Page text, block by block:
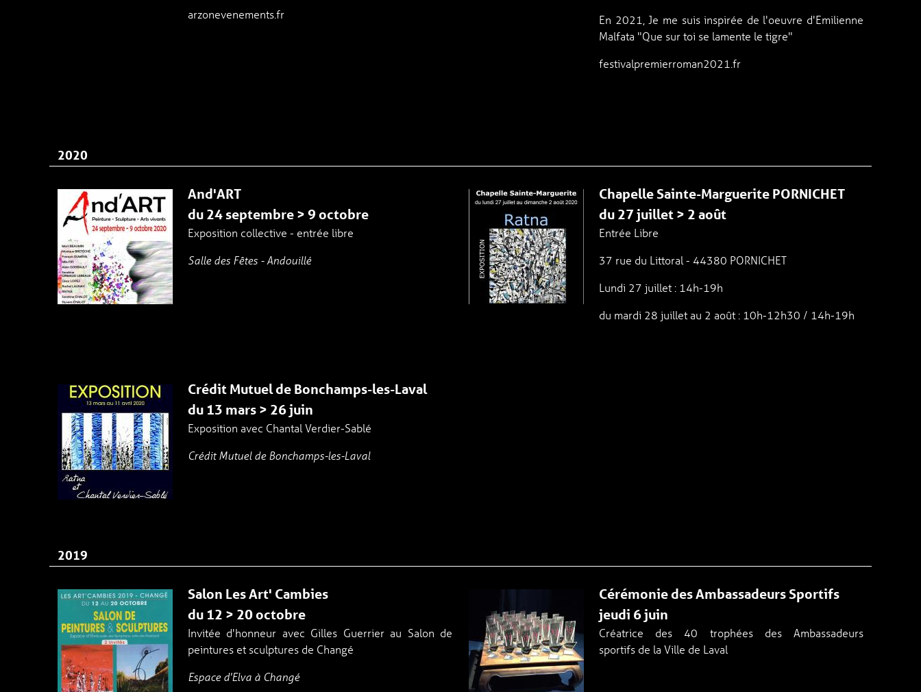
arzonevenements.fr
En 2021, Je me suis inspirée de l'oeuvre d'Emilienne
Malfata "Que sur toi se lamente le tigre"
festivalpremierroman2021.fr
2020
And'ART
du 24 septembre > 9 octobre
Exposition collective - entrée libre
Salle des Fêtes - Andouillé
Chapelle Sainte-Marguerite PORNICHET
du 27 juillet > 2 août
Entrée Libre
37 rue du Littoral - 44380 PORNICHET
Lundi 27 juillet : 14h-19h
du mardi 28 juillet au 2 août : 10h-12h30 / 14h-19h
Crédit Mutuel de Bonchamps-les-Laval
du 13 mars > 26 juin
Exposition avec Chantal Verdier-Sablé
Crédit Mutuel de Bonchamps-les-Laval
2019
Salon Les Art' Cambies
du 12 > 20 octobre
Invitée d'honneur avec Gilles Guerrier au Salon de
peintures et sculptures de Changé
Espace d'Elva à Changé
Cérémonie des Ambassadeurs Sportifs
jeudi 6 juin
Créatrice des 40 trophées des Ambassadeurs
sportifs de la Ville de Laval